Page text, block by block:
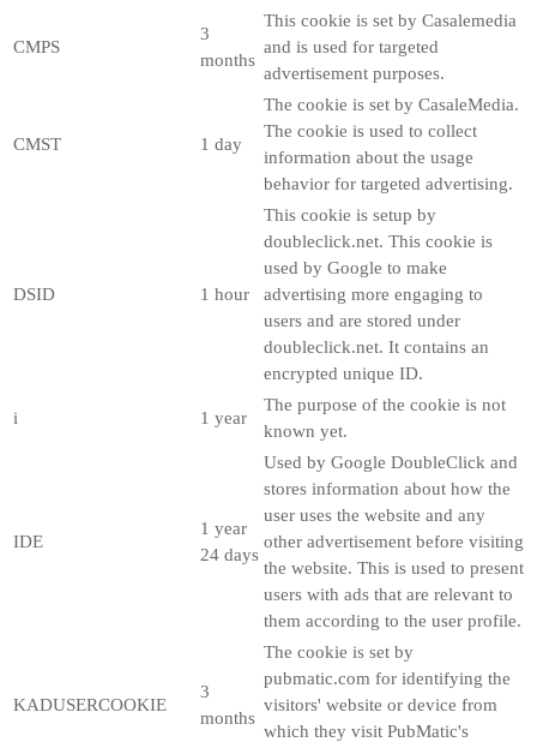
CMPS
3
months
This cookie is set by Casalemedia
and is used for targeted
advertisement purposes.
CMST 1 day
The cookie is set by CasaleMedia.
The cookie is used to collect
information about the usage
behavior for targeted advertising.
DSID 1 hour
This cookie is setup by
doubleclick.net. This cookie is
used by Google to make
advertising more engaging to
users and are stored under
doubleclick.net. It contains an
encrypted unique ID.
i 1 year
The purpose of the cookie is not
known yet.
IDE
1 year
24 days
Used by Google DoubleClick and
stores information about how the
user uses the website and any
other advertisement before visiting
the website. This is used to present
users with ads that are relevant to
them according to the user profile.
KADUSERCOOKIE
3
months
The cookie is set by
pubmatic.com for identifying the
visitors' website or device from
which they visit PubMatic's